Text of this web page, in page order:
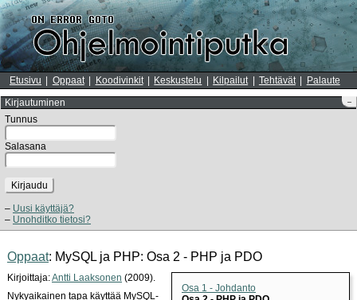
Etusivu Oppaat Koodivinkit Keskustelu Kilpailut Tehtävät Palaute
–
Kirjautuminen
Tunnus
Salasana
Kirjaudu
Uusi käyttäjä?
Unohditko tietosi?
Oppaat: MySQL ja PHP: Osa 2 - PHP ja PDO
Osa 1 - Johdanto
Kirjoittaja:Antti Laaksonen (2009).
Nykyaikainen tapa käyttää MySQL-